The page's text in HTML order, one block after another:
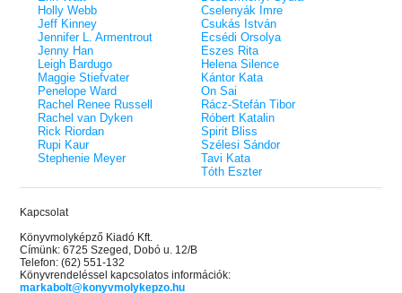
Holly Webb
Jeff Kinney
Jennifer L. Armentrout
Jenny Han
Leigh Bardugo
Maggie Stiefvater
Penelope Ward
Rachel Renee Russell
Rachel van Dyken
Rick Riordan
Rupi Kaur
Stephenie Meyer
Cselenyák Imre
Csukás István
Ecsédi Orsolya
Eszes Rita
Helena Silence
Kántor Kata
On Sai
Rácz-Stefán Tibor
Róbert Katalin
Spirit Bliss
Szélesi Sándor
Tavi Kata
Tóth Eszter
Kapcsolat
Könyvmolyképző Kiadó Kft.
Címünk: 6725 Szeged, Dobó u. 12/B
Telefon: (62) 551-132
Könyvrendeléssel kapcsolatos információk:
markabolt@konyvmolykepzo.hu